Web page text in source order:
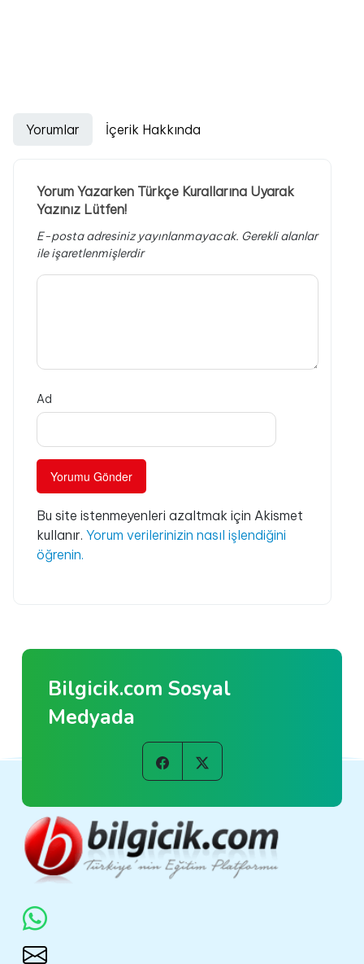
Yorumlar İçerik Hakkında
Yorum Yazarken Türkçe Kurallarına Uyarak
Yazınız Lütfen!
E-posta adresiniz yayınlanmayacak. Gerekli alanlar
ile işaretlenmişlerdir
Ad
Bu site istenmeyenleri azaltmak için Akismet
kullanır. Yorum verilerinizin nasıl işlendiğini
öğrenin.
Bilgicik.com Sosyal
Medyada